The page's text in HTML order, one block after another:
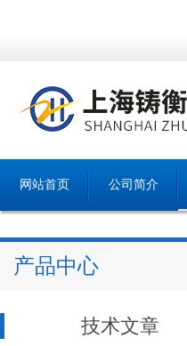
网站首页 公司简介
产品中心
技术文章